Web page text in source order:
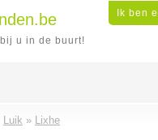
Ik ben
u in de buurt!
Luik » Lixhe